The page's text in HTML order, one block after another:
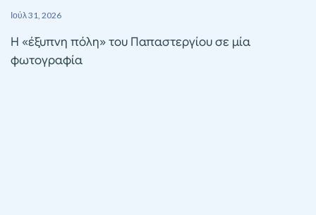
Ιούλ 31, 2026
Η «έξυπνη πόλη» του Παπαστεργίου σε μία
φωτογραφία